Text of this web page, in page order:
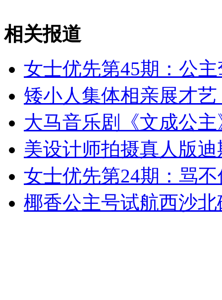
山西运城恶犬咬伤多人 警民合力深夜将其击毙
女孩北京地铁殴打老人 痛下狠手拳打脚踢
无痛分娩是否安全 医生回应
外交部：反对强权政治霸凌主义
外交部：有关国家言论片面不公正
相关报道
女士优先第45期：公
矮小人集体相亲展才
大马音乐剧《文成公
美设计师拍摄真人版
女士优先第24期：骂
椰香公主号试航西沙